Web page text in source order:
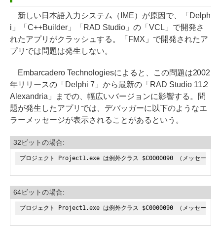
新しい日本語入力システム（IME）が原因で、「Delph
i」「C++Builder」「RAD Studio」の「VCL」で開発さ
れたアプリがクラッシュする。「FMX」で開発されたア
プリでは問題は発生しない。
Embarcadero Technologiesによると、この問題は2002
年リリースの「Delphi 7」から最新の「RAD Studio 11.2
Alexandria」までの、幅広いバージョンに影響する。問
題が発生したアプリでは、デバッガーに以下のようなエ
ラーメッセージが表示されることがあるという。
32ビットの場合:
プロジェクト Project1.exe は例外クラス $C0000090 （メッセ
64ビットの場合:
プロジェクト Project1.exe は例外クラス $C0000090 （メッセージ